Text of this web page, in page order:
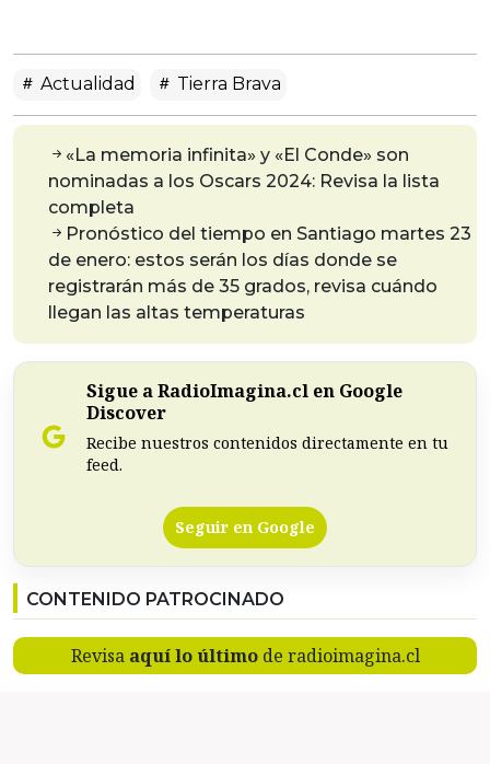
Actualidad Tierra Brava
«La memoria infinita» y «El Conde» son
nominadas a los Oscars 2024: Revisa la lista
completa
Pronóstico del tiempo en Santiago martes 23
de enero: estos serán los días donde se
registrarán más de 35 grados, revisa cuándo
llegan las altas temperaturas
Sigue a RadioImagina.cl en Google
Discover
Recibe nuestros contenidos directamente en tu
feed.
Seguir en Google
CONTENIDO PATROCINADO
Revisa aquí lo últimode radioimagina.cl